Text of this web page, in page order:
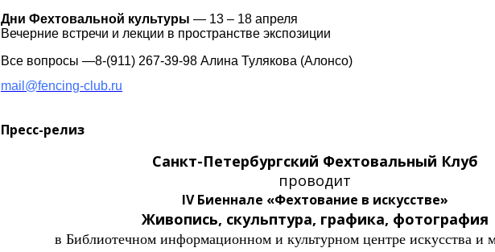
Дни Фехтовальной культуры — 13 – 18 апреля
Вечерние встречи и лекции в пространстве экспозиции
Все вопросы —8-(911) 267-39-98 Алина Тулякова (Алонсо)
mail@fencing-club.ru
Пресс-релиз
Санкт-Петербургский Фехтовальный Клуб
проводит
IV Биеннале «Фехтование в искусстве»
Живопись, скульптура, графика, фотография
в Библиотечном информационном и культурном центре искусства